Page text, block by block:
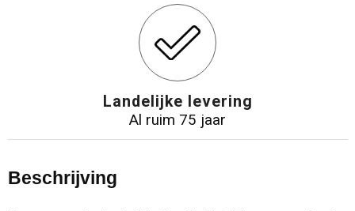
Landelijke levering
Al ruim 75 jaar
Beschrijving